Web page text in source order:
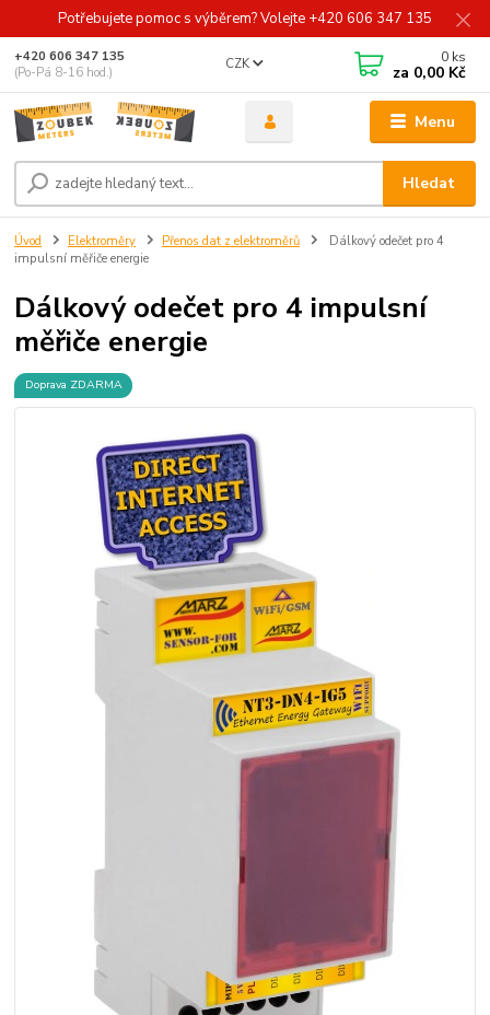
Potřebujete pomoc s výběrem? Volejte +420 606 347 135
Menu
CZK
Hledat
+420 606 347 135
(Po-Pá 8-16 hod.)
0 ks
za 0,00 Kč
Úvod Elektroměry Přenos dat z elektroměrů
Dálkový odečet pro 4
impulsní měřiče energie
Dálkový odečet pro 4 impulsní
měřiče energie
Doprava ZDARMA